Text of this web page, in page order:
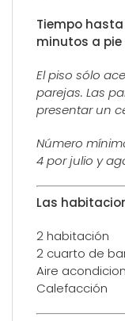
Tiempo
minutos a pie
El piso sólo
parejas. Las
presentar un
Número
4 por julio y
Las
2 habitación
2 cuarto de
Aire
Calefacción